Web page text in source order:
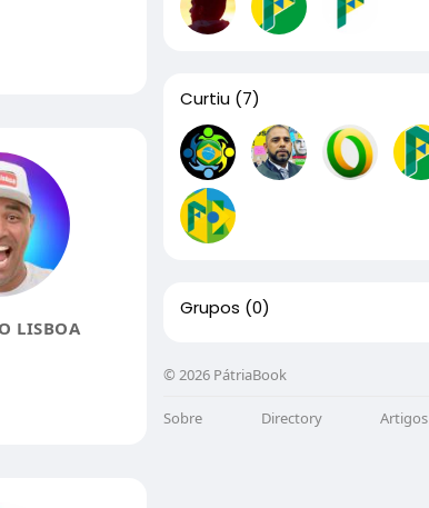
LISBOA
Curtiu (7)
Grupos (0)
© 2026 PátriaBook
Sobre Directory Artigos